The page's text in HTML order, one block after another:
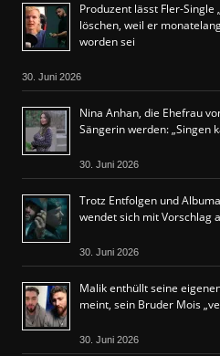
Produzent lässt Fler-Single
löschen, weil er
worden sei
30. Juni 2026
Nina Anhan, die Ehefrau
Sängerin werden: „Singen
30. Juni 2026
Trotz Entfolgen und
wendet sich mit Vorschlag
30. Juni 2026
Malik enthüllt seine
meint, sein Bruder Mois
30. Juni 2026